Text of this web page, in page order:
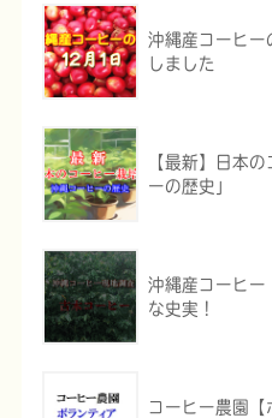
沖縄産コーヒ
しました
【最新】日本
ーの歴史」
沖縄産コーヒー
な史実！
コーヒー農園